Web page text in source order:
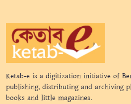
Ketab-e is a digitization initiative of
publishing, distributing and archiving
books and little magazines.